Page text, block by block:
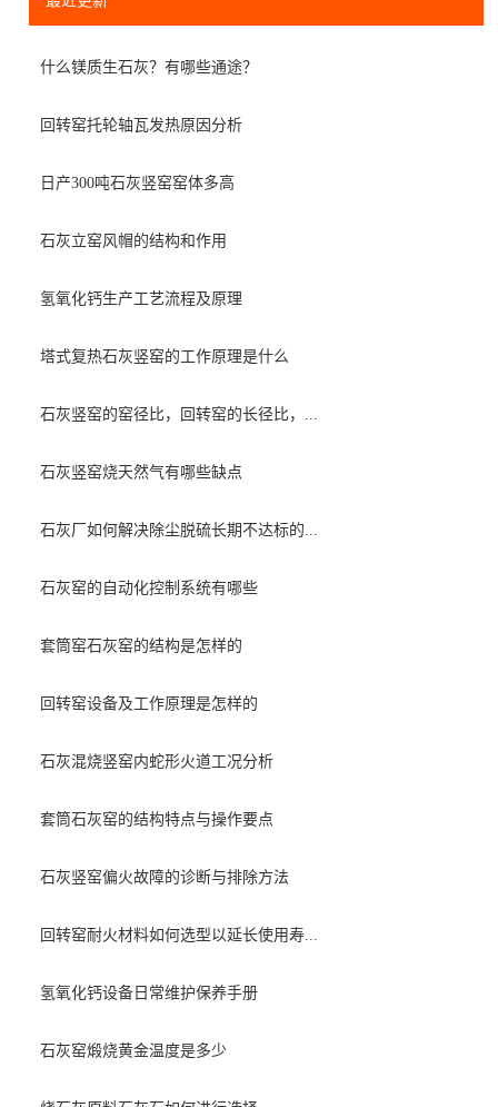
什么镁质生石灰？有哪些通途？
回转窑托轮轴瓦发热原因分析
日产300吨石灰竖窑窑体多高
石灰立窑风帽的结构和作用
氢氧化钙生产工艺流程及原理
塔式复热石灰竖窑的工作原理是什么
石灰竖窑的窑径比，回转窑的长径比，...
石灰竖窑烧天然气有哪些缺点
石灰厂如何解决除尘脱硫长期不达标的...
石灰窑的自动化控制系统有哪些
套筒窑石灰窑的结构是怎样的
回转窑设备及工作原理是怎样的
石灰混烧竖窑内蛇形火道工况分析
套筒石灰窑的结构特点与操作要点
石灰竖窑偏火故障的诊断与排除方法
回转窑耐火材料如何选型以延长使用寿...
氢氧化钙设备日常维护保养手册
石灰窑煅烧黄金温度是多少